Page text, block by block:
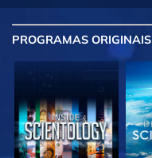
PROGRAMAS ORIGINAIS